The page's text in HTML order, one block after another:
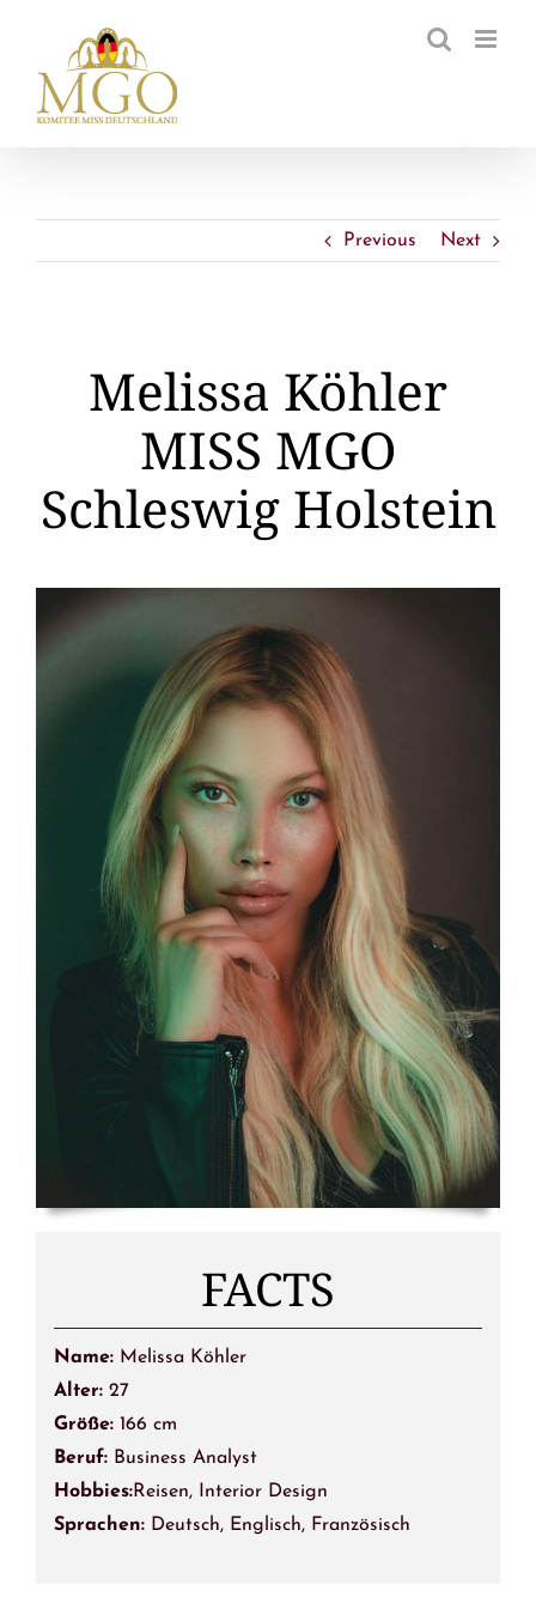
springen
Previous Next
Melissa Köhler
MISS MGO
Schleswig Holstein
FACTS
Name: Melissa Köhler
Alter: 27
Größe: 166 cm
Beruf: Business Analyst
Hobbies:Reisen, Interior Design
Sprachen:Deutsch, Englisch, Französisch